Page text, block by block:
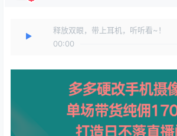
释放双眼，带上耳机，听听看~！
00:00